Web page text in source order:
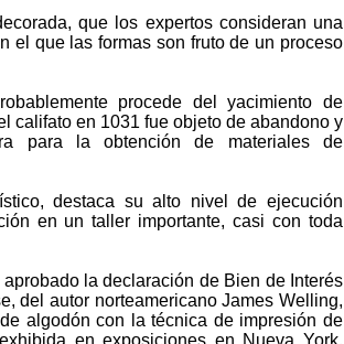
que los expertos consideran una
el que las formas son fruto de un proceso
procede del yacimiento de
califato en 1031 fue objeto de abandono y
para la obtención de materiales de
destaca su alto nivel de ejecución
en un taller importante, casi con toda
la declaración de Bien de Interés
del autor norteamericano James Welling,
algodón con la técnica de impresión de
en exposiciones en Nueva York,